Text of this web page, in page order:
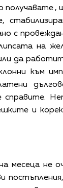
получавате
с
на
да
към
справите.
и
месеца не